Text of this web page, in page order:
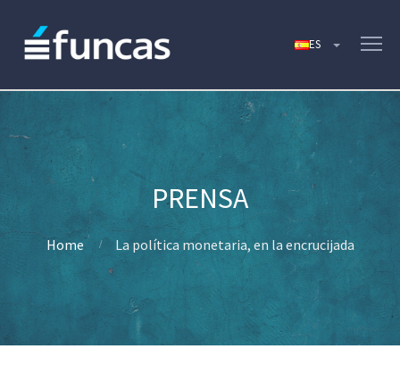
Home La política monetaria, en la encrucijada